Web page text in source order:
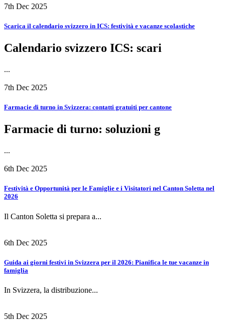
7th Dec 2025
Scarica il calendario svizzero in ICS: festività e vacanze scolastiche
Calendario svizzero ICS: scari
...
7th Dec 2025
Farmacie di turno in Svizzera: contatti gratuiti per cantone
Farmacie di turno: soluzioni g
...
6th Dec 2025
Festività e Opportunità per le Famiglie e i Visitatori nel Canton Soletta nel
2026
Il Canton Soletta si prepara a...
6th Dec 2025
Guida ai giorni festivi in Svizzera per il 2026: Pianifica le tue vacanze in
famiglia
In Svizzera, la distribuzione...
5th Dec 2025